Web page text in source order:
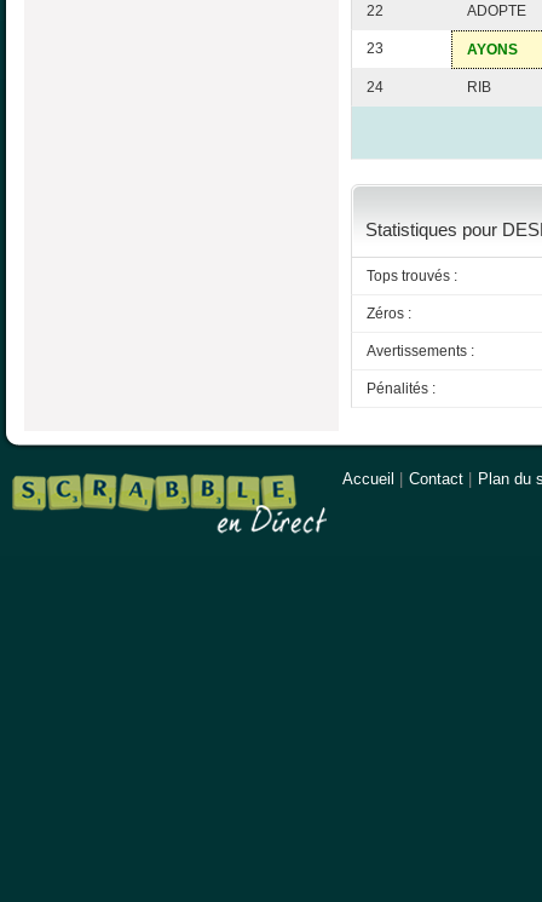
22 ADOPTE
23 AYONS
24 RIB
Statistiques pour
Tops trouvés :
Zéros :
Avertissements :
Pénalités :
Accueil Contact Plan du